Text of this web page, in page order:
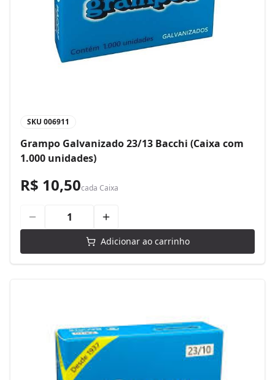
SKU 006911
Grampo Galvanizado 23/13 Bacchi (Caixa com
1.000 unidades)
R$ 10,50cada Caixa
Adicionar ao carrinho